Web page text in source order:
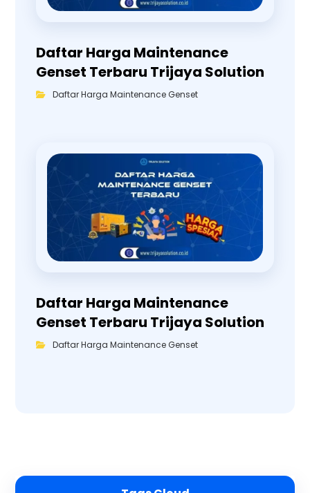
Daftar Harga Maintenance
Genset Terbaru Trijaya Solution
Daftar Harga Maintenance Genset
Daftar Harga Maintenance
Genset Terbaru Trijaya Solution
Daftar Harga Maintenance Genset